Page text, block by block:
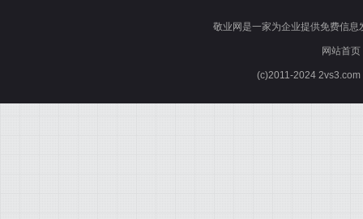
敬业网是一家为企业提供免费信
网站首页
(c)2011-2024